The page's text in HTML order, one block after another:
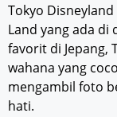
Tokyo
Land yang ada di
favorit di Jepang,
wahana yang
mengambil foto
hati.